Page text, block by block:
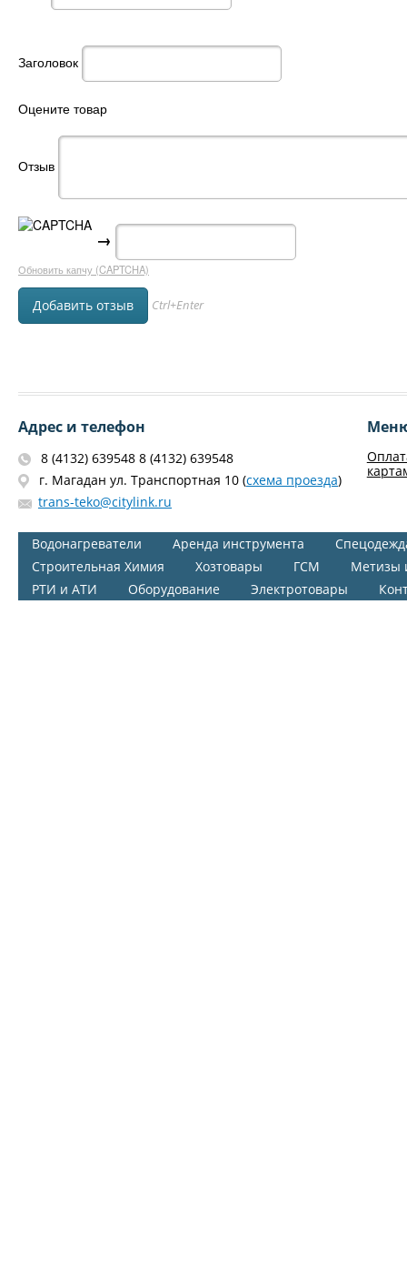
Заголовок
Оцените товар
Отзыв
→
Обновить капчу (CAPTCHA)
Ctrl+Enter
Адрес и телефон
8 (4132) 639548 8 (4132) 639548
г. Магадан ул. Транспортная 10 (схема проезда)
trans-teko@citylink.ru
Водонагреватели Аренда инструмента
Строительная Химия
Хозтовары ГСМ
Метизы
РТИ и АТИ
Оборудование Электротовары